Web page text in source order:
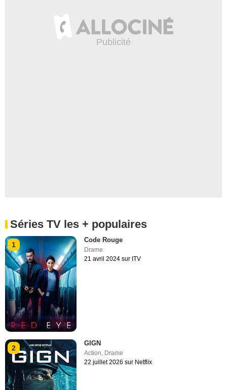
Séries TV les + populaires
1
Code Rouge
Drame
21 avril 2024 sur ITV
2
GIGN
Action Drame
22 juillet 2026 sur Netflix